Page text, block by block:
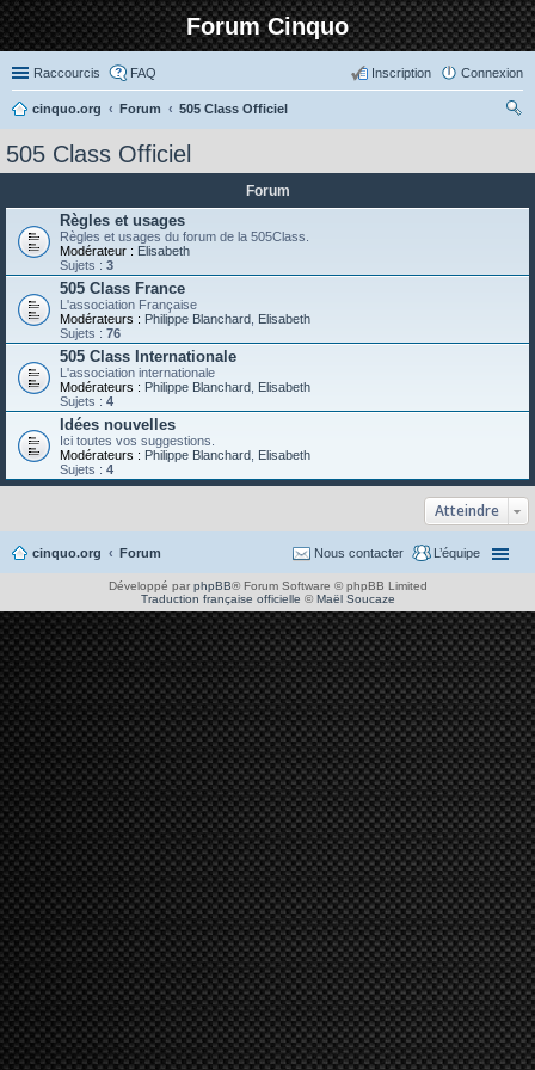
Forum Cinquo
Raccourcis FAQ Connexion
Inscription
cinquo.org Forum
505 Class Officiel
505 Class Officiel
Forum
Règles et usages
Règles et usages du forum de la 505Class.
Modérateur : Elisabeth
Sujets : 3
505 Class France
L'association Française
Modérateurs : Philippe Blanchard Elisabeth
Sujets : 76
505 Class Internationale
L'association internationale
Modérateurs : Philippe Blanchard Elisabeth
Sujets : 4
Idées nouvelles
Ici toutes vos suggestions.
Modérateurs : Philippe Blanchard Elisabeth
Sujets : 4
Atteindre
cinquo.org Forum L’équipe
Nous contacter
Développé par phpBB® Forum Software © phpBB Limited
Traduction française officielle ©Maël Soucaze